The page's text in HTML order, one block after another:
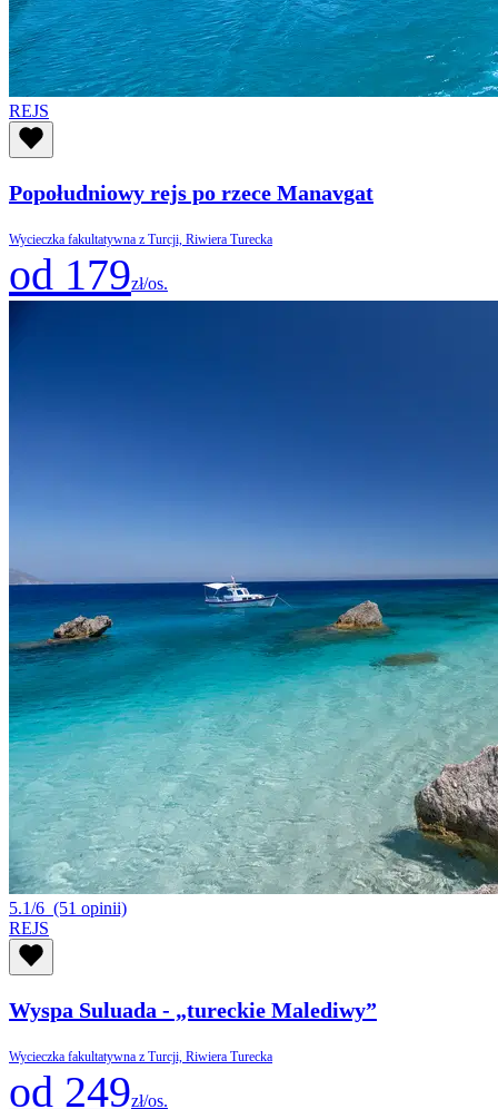
REJS
Popołudniowy rejs po rzece Manavgat
Wycieczka fakultatywna z Turcji, Riwiera Turecka
od 179zł/os.
5.1/6 (51 opinii)
REJS
Wyspa Suluada - „tureckie Malediwy”
Wycieczka fakultatywna z Turcji, Riwiera Turecka
od 249zł/os.